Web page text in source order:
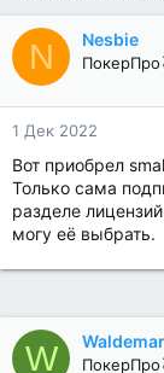
N Nesbie
1 Дек 2022
Вот приобрел
Только сама
разделе
могу её выбрать.
W Waldemar